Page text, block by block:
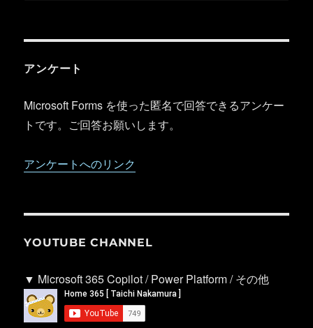
アンケート
Microsoft Forms を使った匿名で回答できるアンケー
トです。ご回答お願いします。
アンケートへのリンク
YOUTUBE CHANNEL
▼ Microsoft 365 Copilot / Power Platform / その他